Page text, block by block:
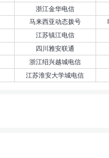
浙江金华电信
马来西亚动态拨号
江苏镇江电信
四川雅安联通
浙江绍兴越城电信
江苏淮安大学城电信